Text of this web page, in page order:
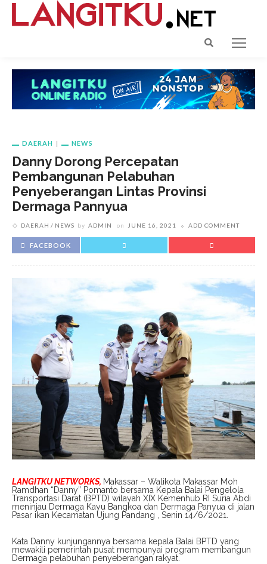
DAERAH NEWS
Danny Dorong Percepatan
Pembangunan Pelabuhan
Penyeberangan Lintas Provinsi
Dermaga Pannyua
DAERAH NEWS by ADMIN on JUNE 16, 2021 ADD COMMENT
FACEBOOK
LANGITKU NETWORKS, Makassar – Walikota Makassar Moh
Ramdhan “Danny” Pomanto bersama Kepala Balai Pengelola
Transportasi Darat (BPTD) wilayah XIX Kemenhub RI Suria Abdi
meninjau Dermaga Kayu Bangkoa dan Dermaga Panyua di jalan
Pasar ikan Kecamatan Ujung Pandang , Senin 14/6/2021.
Kata Danny kunjungannya bersama kepala Balai BPTD yang
mewakili pemerintah pusat mempunyai program membangun
Dermaga pelabuhan penyeberangan rakyat.